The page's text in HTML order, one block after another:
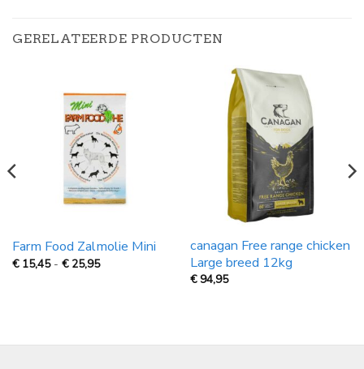
GERELATEERDE PRODUCTEN
Farm Food Zalmolie Mini
€ 15,45 - € 25,95Prijsklasse:
canagan Free range chicken
Large breed 12kg
€94,95